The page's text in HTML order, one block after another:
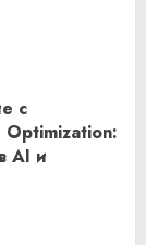
с
AI и